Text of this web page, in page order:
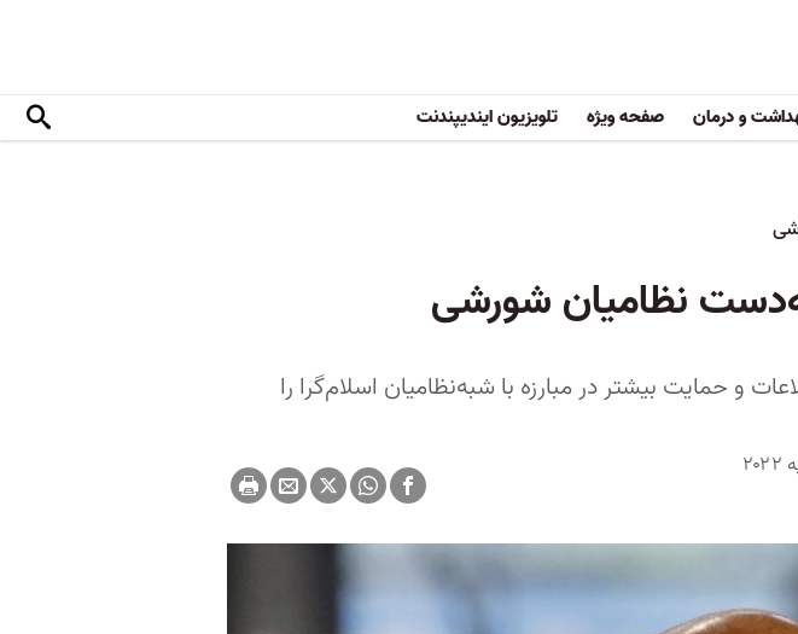
و درمان صفحه ویژه تلویزیون ایندیپندنت
نظامیان شورشی
و حمایت بیشتر در مبارزه با شبه‌نظامیان اسلام‌گرا را
دوشنبه ۴ بهمن ۱۴۰۰ برابر با ۲۴ ژانویه ۲۰۲۲